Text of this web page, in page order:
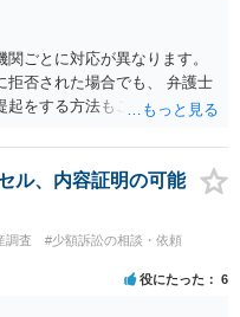
ごとに対応が異なります。
拒否された場合でも、 弁護士
起をする方法もございます。
ル、内容証明の可能
調査
#少額訴訟の相談・依頼
役にたった 6